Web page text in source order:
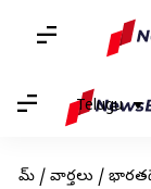
Telugu
హోమ్ / వార్తలు /